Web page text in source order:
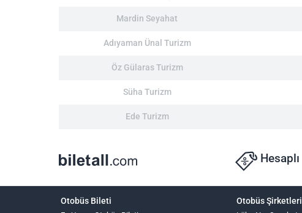
Mardin Seyahat
Adıyaman Ünal Turizm
Öz Gülaras Turizm
Süha Turizm
Ede Turizm
Hesaplı
Otobüs Bileti Otobüs Şirketleri